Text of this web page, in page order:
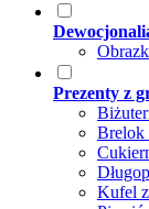
Prezenty z
Brelok
Kufel